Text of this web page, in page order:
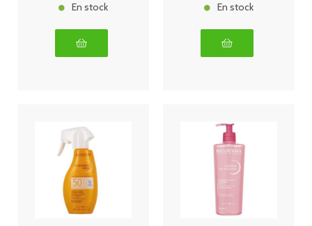
En stock En stock